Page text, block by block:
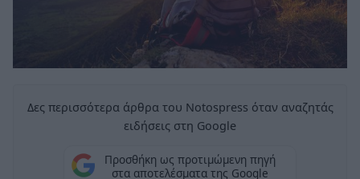
Δες περισσότερα άρθρα του Notospress όταν αναζητάς
ειδήσεις στη Google
Προσθήκη ως προτιμώμενη πηγή
στα αποτελέσματα της Google